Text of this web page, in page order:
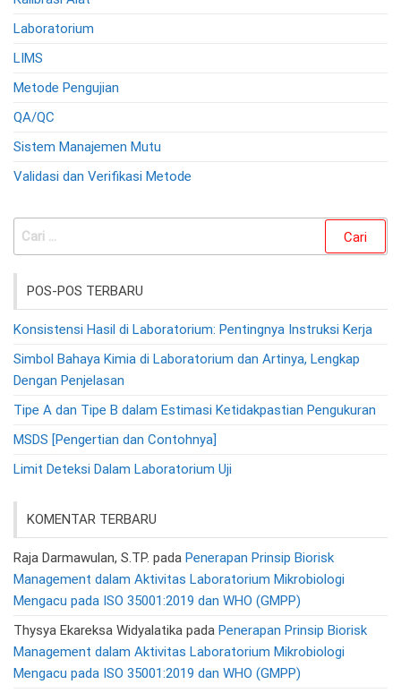
Laboratorium
LIMS
Metode Pengujian
QA/QC
Sistem Manajemen Mutu
Validasi dan Verifikasi Metode
Cari
POS-POS TERBARU
Konsistensi Hasil di Laboratorium: Pentingnya Instruksi Kerja
Simbol Bahaya Kimia di Laboratorium dan Artinya, Lengkap
Dengan Penjelasan
Tipe A dan Tipe B dalam Estimasi Ketidakpastian Pengukuran
MSDS [Pengertian dan Contohnya]
Limit Deteksi Dalam Laboratorium Uji
KOMENTAR TERBARU
Raja Darmawulan, S.TP. pada Penerapan Prinsip Biorisk
Management dalam Aktivitas Laboratorium Mikrobiologi
Mengacu pada ISO 35001:2019 dan WHO (GMPP)
Thysya Ekareksa Widyalatika pada Penerapan Prinsip Biorisk
Management dalam Aktivitas Laboratorium Mikrobiologi
Mengacu pada ISO 35001:2019 dan WHO (GMPP)